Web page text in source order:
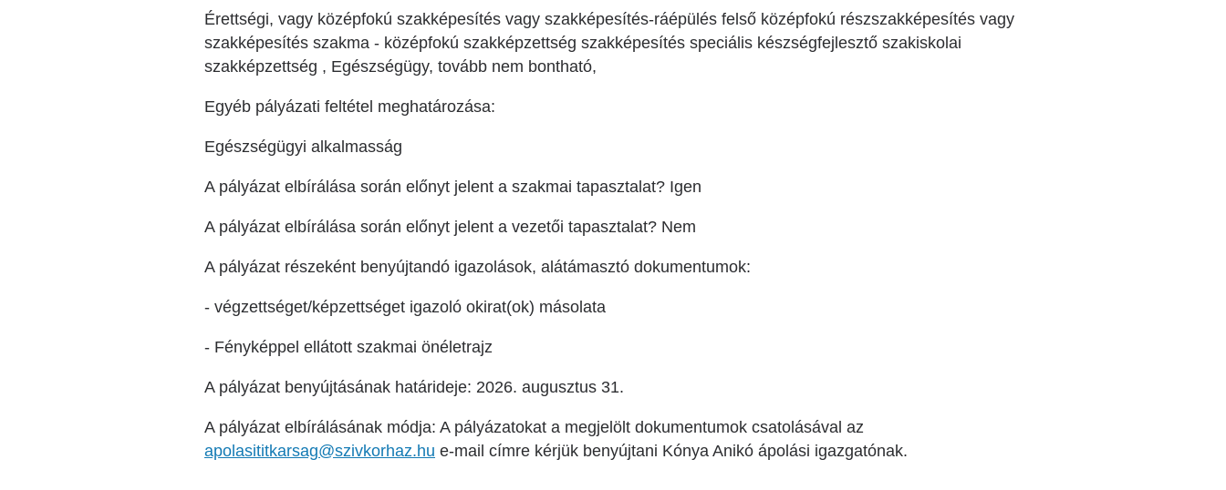
Érettségi, vagy középfokú szakképesítés vagy szakképesítés-ráépülés felső középfokú részszakképesítés vagy
szakképesítés szakma - középfokú szakképzettség szakképesítés speciális készségfejlesztő szakiskolai
szakképzettség , Egészségügy, tovább nem bontható,
Egyéb pályázati feltétel meghatározása:
Egészségügyi alkalmasság
A pályázat elbírálása során előnyt jelent a szakmai tapasztalat? Igen
A pályázat elbírálása során előnyt jelent a vezetői tapasztalat? Nem
A pályázat részeként benyújtandó igazolások, alátámasztó dokumentumok:
- végzettséget/képzettséget igazoló okirat(ok) másolata
- Fényképpel ellátott szakmai önéletrajz
A pályázat benyújtásának határideje: 2026. augusztus 31.
A pályázat elbírálásának módja: A pályázatokat a megjelölt dokumentumok csatolásával az
apolasititkarsag@szivkorhaz.hu e-mail címre kérjük benyújtani Kónya Anikó ápolási igazgatónak.